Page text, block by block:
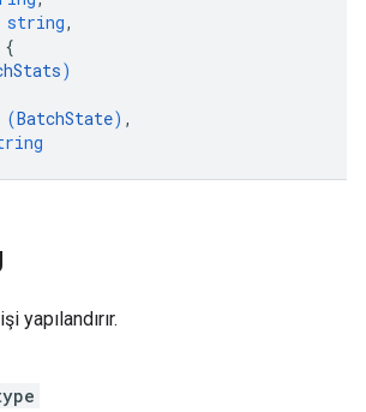
string,
{
)
(BatchState) ,
yapılandırır.